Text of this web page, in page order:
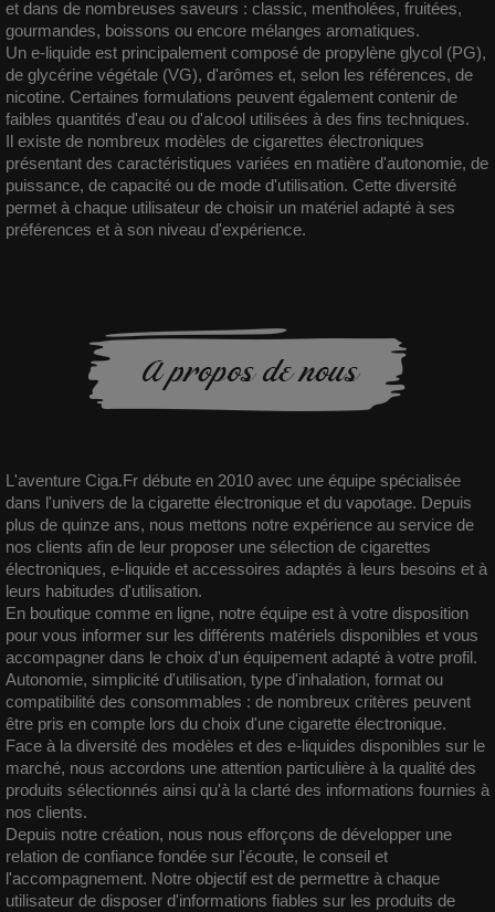
et dans de nombreuses saveurs : classic, mentholées, fruitées,
gourmandes, boissons ou encore mélanges aromatiques.
Un e-liquide est principalement composé de propylène glycol (PG),
de glycérine végétale (VG), d'arômes et, selon les références, de
nicotine. Certaines formulations peuvent également contenir de
faibles quantités d'eau ou d'alcool utilisées à des fins techniques.
Il existe de nombreux modèles de cigarettes électroniques
présentant des caractéristiques variées en matière d'autonomie, de
puissance, de capacité ou de mode d'utilisation. Cette diversité
permet à chaque utilisateur de choisir un matériel adapté à ses
préférences et à son niveau d'expérience.
L'aventure Ciga.Fr débute en 2010 avec une équipe spécialisée
dans l'univers de la cigarette électronique et du vapotage. Depuis
plus de quinze ans, nous mettons notre expérience au service de
nos clients afin de leur proposer une sélection de cigarettes
électroniques, e-liquide et accessoires adaptés à leurs besoins et à
leurs habitudes d'utilisation.
En boutique comme en ligne, notre équipe est à votre disposition
pour vous informer sur les différents matériels disponibles et vous
accompagner dans le choix d'un équipement adapté à votre profil.
Autonomie, simplicité d'utilisation, type d'inhalation, format ou
compatibilité des consommables : de nombreux critères peuvent
être pris en compte lors du choix d'une cigarette électronique.
Face à la diversité des modèles et des e-liquides disponibles sur le
marché, nous accordons une attention particulière à la qualité des
produits sélectionnés ainsi qu'à la clarté des informations fournies à
nos clients.
Depuis notre création, nous nous efforçons de développer une
relation de confiance fondée sur l'écoute, le conseil et
l'accompagnement. Notre objectif est de permettre à chaque
utilisateur de disposer d'informations fiables sur les produits de